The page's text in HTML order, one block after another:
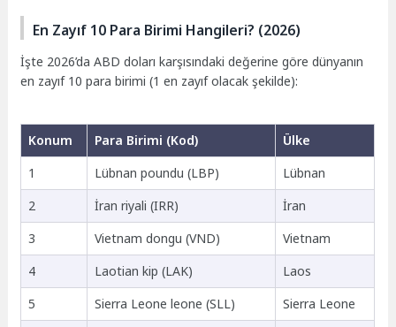
En Zayıf 10 Para Birimi Hangileri? (2026)
İşte 2026’da ABD doları karşısındaki değerine göre dünyanın
en zayıf 10 para birimi (1 en zayıf olacak şekilde):
Konum Para Birimi (Kod)
Ülke
1
Lübnan poundu (LBP)
Lübnan
2
İran riyali (IRR)
İran
3
Vietnam dongu (VND)
Vietnam
4
Laotian kip (LAK)
Laos
5
Sierra Leone leone (SLL)
Sierra Leone